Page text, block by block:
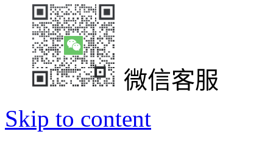
微信客服
Skip to content